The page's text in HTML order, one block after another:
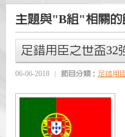
主題與"B組"相關的
足錯用臣之世盃32
06-06-2018 節目分類： 足錯用